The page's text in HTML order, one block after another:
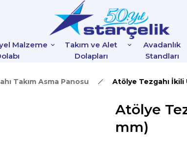
Malzeme
Takım ve Alet
Dolapları
Avadanlık
Standları
Takım Asma Panosu Atölye Tezgahı İkili
Atölye
mm)